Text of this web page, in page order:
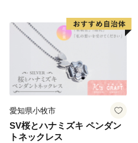
愛知県小牧市
SV桜とハナミズキ ペンダン
トネックレス